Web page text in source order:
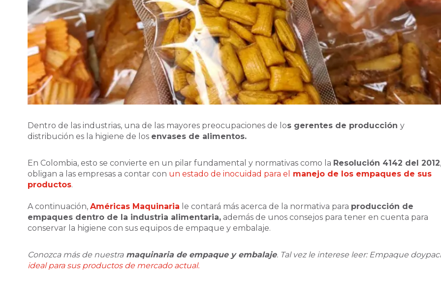
Dentro de las industrias, una de las mayores preocupaciones de los gerentes de producción y
distribución es la higiene de los envases de alimentos.
En Colombia, esto se convierte en un pilar fundamental y normativas como la Resolución 4142 del 2012,
obligan a las empresas a contar con un estado de inocuidad para el
manejo de los empaques de sus
productos.
A continuación, Américas Maquinaria le contará más acerca de la normativa para producción de
empaques dentro de la industria alimentaria, además de unos consejos para tener en cuenta para
conservar la higiene con sus equipos de empaque y embalaje.
Conozca más de nuestramaquinaria de empaque y embalaje. Tal vez le interese leer: Empaque
ideal para sus productos de mercado actual.